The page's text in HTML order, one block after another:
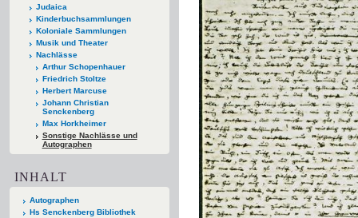
Judaica
Kinderbuchsammlungen
Koloniale Sammlungen
Musik und Theater
Nachlässe
Arthur Schopenhauer
Friedrich Stoltze
Herbert Marcuse
Johann Christian
Senckenberg
Max Horkheimer
Sonstige Nachlässe und
Autographen
INHALT
Autographen
Hs Senckenberg Bibliothek